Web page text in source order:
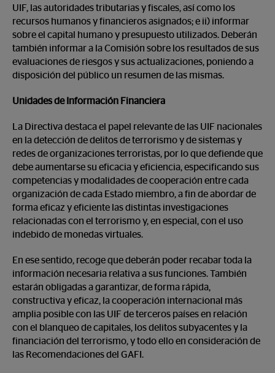
UIF, las autoridades tributarias y fiscales, así como los
recursos humanos y financieros asignados; e ii) informar
sobre el capital humano y presupuesto utilizados. Deberán
también informar a la Comisión sobre los resultados de sus
evaluaciones de riesgos y sus actualizaciones, poniendo a
disposición del público un resumen de las mismas.
Unidades de Información Financiera
La Directiva destaca el papel relevante de las UIF nacionales
en la detección de delitos de terrorismo y de sistemas y
redes de organizaciones terroristas, por lo que defiende que
debe aumentarse su eficacia y eficiencia, especificando sus
competencias y modalidades de cooperación entre cada
organización de cada Estado miembro, a fin de abordar de
forma eficaz y eficiente las distintas investigaciones
relacionadas con el terrorismo y, en especial, con el uso
indebido de monedas virtuales.
En ese sentido, recoge que deberán poder recabar toda la
información necesaria relativa a sus funciones. También
estarán obligadas a garantizar, de forma rápida,
constructiva y eficaz, la cooperación internacional más
amplia posible con las UIF de terceros países en relación
con el blanqueo de capitales, los delitos subyacentes y la
financiación del terrorismo, y todo ello en consideración de
las Recomendaciones del GAFI.